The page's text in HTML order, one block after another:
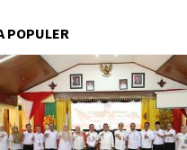
POPULER